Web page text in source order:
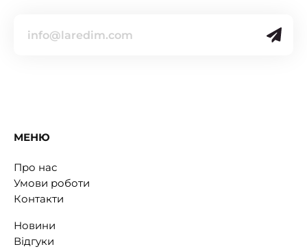
МЕНЮ
Про нас
Умови роботи
Контакти
Новини
Відгуки